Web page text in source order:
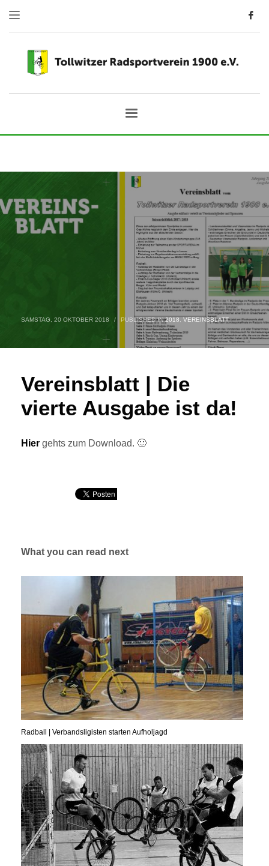
SAMSTAG, 20 OKTOBER 2018 / PUBLISHED IN2018 VEREINSBLATT
Vereinsblatt | Die
vierte Ausgabe ist da!
Hier gehts zum Download. 🙂
What you can read next
Radball | Verbandsligisten starten Aufholjagd